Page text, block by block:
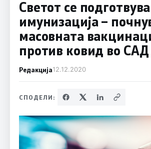
Светот се
имунизација –
масовната
против ковид во САД
Редакција12.12.2020
СПОДЕЛИ: